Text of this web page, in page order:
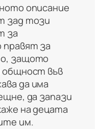
описание
зад този
за
за
защото
общност във
да има
да запази
на децата
им.